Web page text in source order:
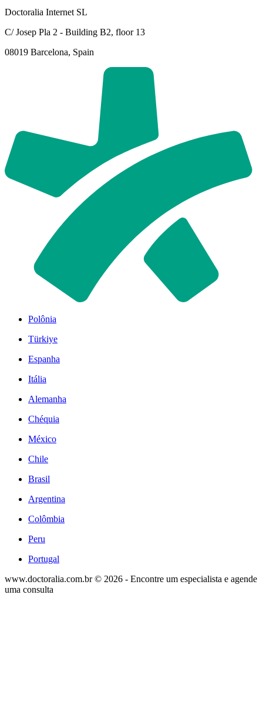
Doctoralia Internet SL
C/ Josep Pla 2 - Building B2, floor 13
08019 Barcelona, Spain
Polônia
Türkiye
Espanha
Itália
Alemanha
Chéquia
México
Chile
Brasil
Argentina
Colômbia
Peru
Portugal
www.doctoralia.com.br © 2026 - Encontre um especialista e agende
uma consulta